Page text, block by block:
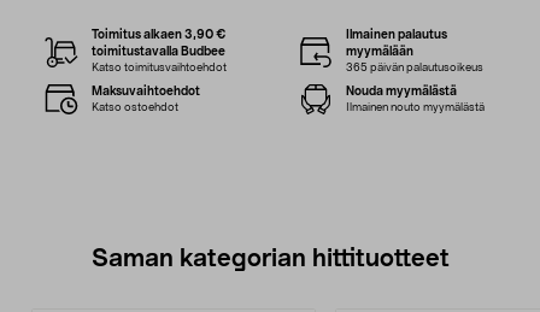
Toimitus alkaen 3,90 €
toimitustavalla Budbee
Katso toimitusvaihtoehdot
Ilmainen palautus
myymälään
365 päivän palautusoikeus
Maksuvaihtoehdot
Katso ostoehdot
Nouda myymälästä
Ilmainen nouto myymälästä
Saman kategorian hittituotteet